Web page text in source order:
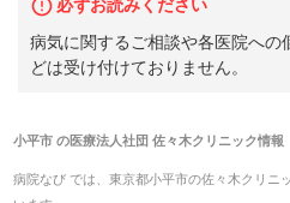
必ずお読みください
病気に関するご相談や各医院への
どは受け付けておりません。
小平市の医療法人社団 佐々木クリニック情報
病院なび では、 東京都小平市の佐々木クリニ